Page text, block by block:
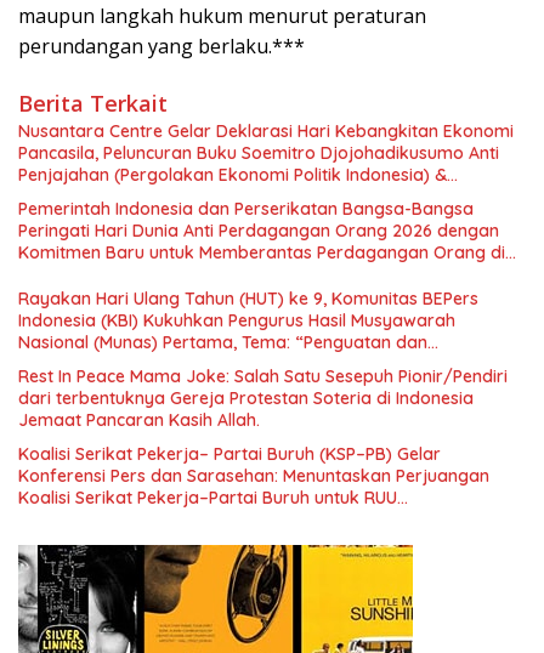
maupun langkah hukum menurut peraturan
perundangan yang berlaku.***
Berita Terkait
Nusantara Centre Gelar Deklarasi Hari Kebangkitan Ekonomi
Pancasila, Peluncuran Buku Soemitro Djojohadikusumo Anti
Penjajahan (Pergolakan Ekonomi Politik Indonesia) &
Nasional dan Kesejahteraan Sosial dalam Menata Bangsa
Menuju Indonesia Emas 2045”,
Pemerintah Indonesia dan Perserikatan Bangsa-Bangsa
Peringati Hari Dunia Anti Perdagangan Orang 2026 dengan
Komitmen Baru untuk Memberantas Perdagangan Orang di
Rayakan Hari Ulang Tahun (HUT) ke 9, Komunitas BEPers
Indonesia (KBI) Kukuhkan Pengurus Hasil Musyawarah
Nasional (Munas) Pertama, Tema: “Penguatan dan
Pengembangan Organisasi KBI yang Berbasis Riset di seluruh
Indonesia dan Mancanegara”.
Rest In Peace Mama Joke: Salah Satu Sesepuh Pionir/Pendiri
dari terbentuknya Gereja Protestan Soteria di Indonesia
Jemaat Pancaran Kasih Allah.
Koalisi Serikat Pekerja– Partai Buruh (KSP–PB) Gelar
Konferensi Pers dan Sarasehan: Menuntaskan Perjuangan
Koalisi Serikat Pekerja–Partai Buruh untuk RUU